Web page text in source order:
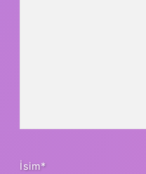
İsim*